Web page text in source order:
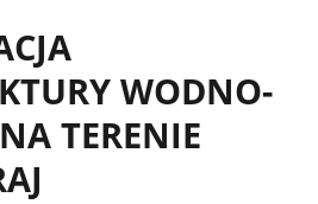
WODNO-
TERENIE